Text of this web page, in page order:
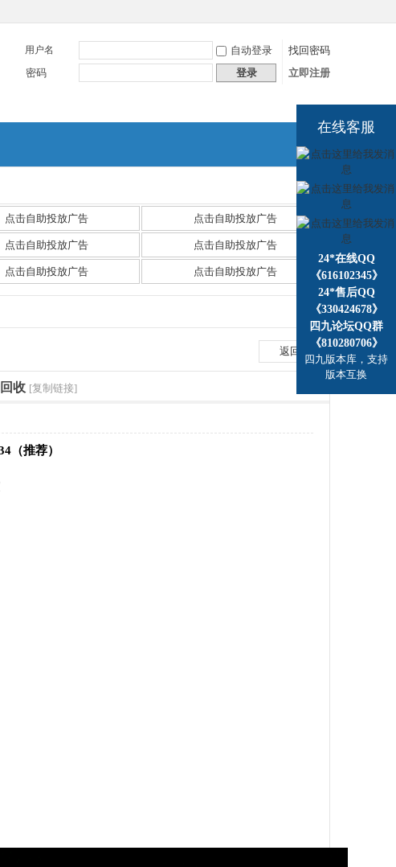
用户名 自动登录
找回密码
密码
登录 立即注册
捷导
航
点击自助投放广告 点击自助投放广告
点击自助投放广告 点击自助投放广告
点击自助投放广告 点击自助投放广告
返回列表
收 [复制链接]
（推荐）
在线客服
24*在线QQ
《616102345》
24*售后QQ
《330424678》
四九论坛QQ群
《810280706》
四九版本库，支持
版本互换